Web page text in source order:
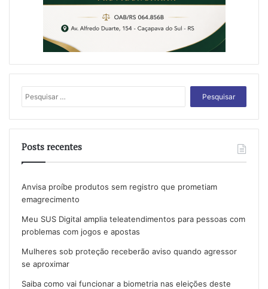
por:
Posts recentes
Anvisa proíbe produtos sem registro que prometiam
emagrecimento
Meu SUS Digital amplia teleatendimentos para pessoas com
problemas com jogos e apostas
Mulheres sob proteção receberão aviso quando agressor
se aproximar
Saiba como vai funcionar a biometria nas eleições deste